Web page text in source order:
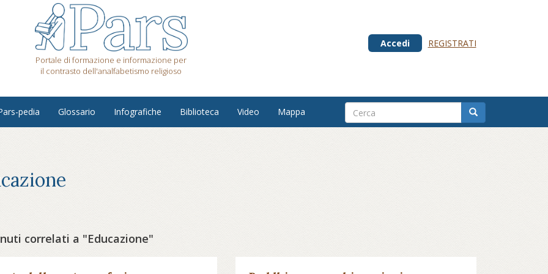
Portale di formazione e informazione per
il contrasto dell'analfabetismo religioso
Accedi REGISTRATI
pedia Glossario Infografiche Biblioteca Video Mappa
correlati a "Educazione"